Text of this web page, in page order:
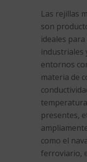
Las rejillas
son
ideales
industriales
entornos
materia de
presentes,
como el
ferroviario,